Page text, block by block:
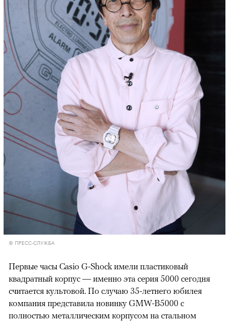
© ПРЕСС-СЛУЖБА
Первые часы Casio G-Shock имели пластиковый
квадратный корпус — именно эта серия 5000 сегодня
считается культовой. По случаю 35-летнего юбилея
компания представила новинку GMW-B5000 с
полностью металлическим корпусом на стальном